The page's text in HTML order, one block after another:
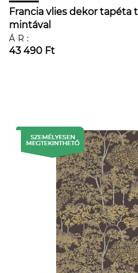
Francia vlies dekor tapéta
mintával
ÁR:
43 490 Ft